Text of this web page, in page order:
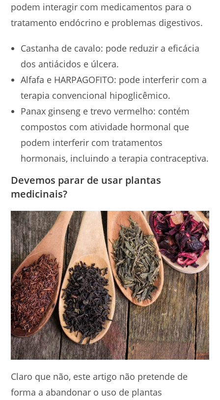
podem interagir com medicamentos para o
tratamento endócrino e problemas digestivos.
Castanha de cavalo: pode reduzir a eficácia
dos antiácidos e úlcera.
Alfafa e HARPAGOFITO: pode interferir com a
terapia convencional hipoglicêmico.
Panax ginseng e trevo vermelho: contém
compostos com atividade hormonal que
podem interferir com tratamentos
hormonais, incluindo a terapia contraceptiva.
Devemos parar de usar plantas
medicinais?
Claro que não, este artigo não pretende de
forma a abandonar o uso de plantas